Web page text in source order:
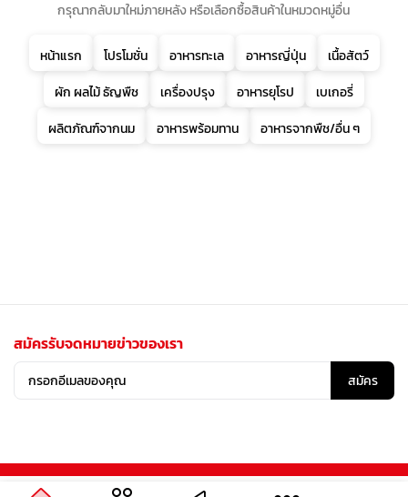
กรุณากลับมาใหม่ภายหลัง หรือเลือกซื้อสินค้าในหมวดหมู่อื่น
หน้าแรก โปรโมชั่น อาหารทะเล อาหารญี่ปุ่น
เนื้อสัตว์
ผัก ผลไม้ ธัญพืช
เครื่องปรุง อาหารยุโรป
เบเกอรี่
ผลิตภัณฑ์จากนม
อาหารพร้อมทาน อาหารจากพืช/อื่น ๆ
สมัครรับจดหมายข่าวของเรา
สมัคร